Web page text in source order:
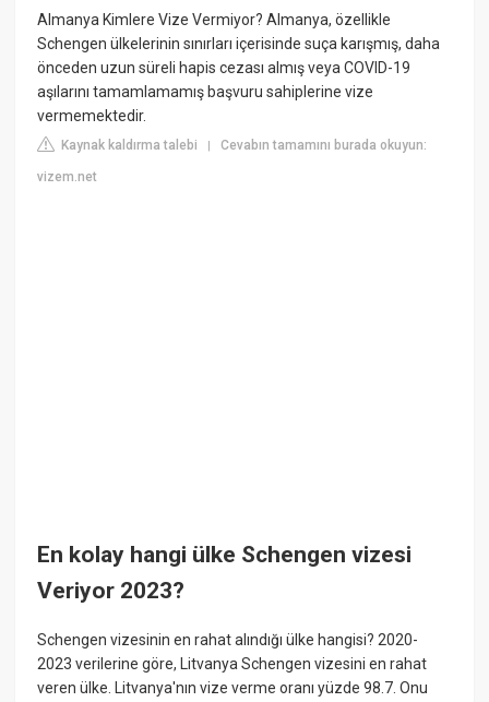
Almanya Kimlere Vize Vermiyor? Almanya, özellikle
Schengen ülkelerinin sınırları içerisinde suça karışmış, daha
önceden uzun süreli hapis cezası almış veya COVID-19
aşılarını tamamlamamış başvuru sahiplerine vize
vermemektedir.
Kaynak kaldırma talebi |Cevabın tamamını burada okuyun:
vizem.net
En kolay hangi ülke Schengen vizesi
Veriyor 2023?
Schengen vizesinin en rahat alındığı ülke hangisi? 2020-
2023 verilerine göre, Litvanya Schengen vizesini en rahat
veren ülke. Litvanya'nın vize verme oranı yüzde 98.7. Onu